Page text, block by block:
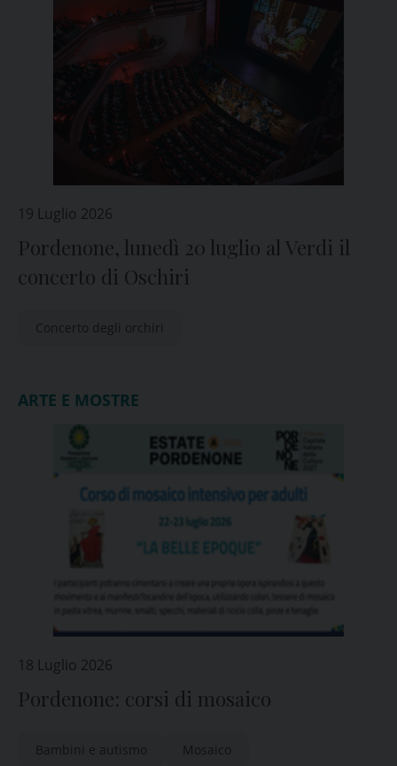
19 Luglio 2026
Pordenone, lunedì 20 luglio al Verdi il
concerto di Oschiri
Concerto degli orchiri
ARTE E MOSTRE
18 Luglio 2026
Pordenone: corsi di mosaico
Bambini e autismo Mosaico